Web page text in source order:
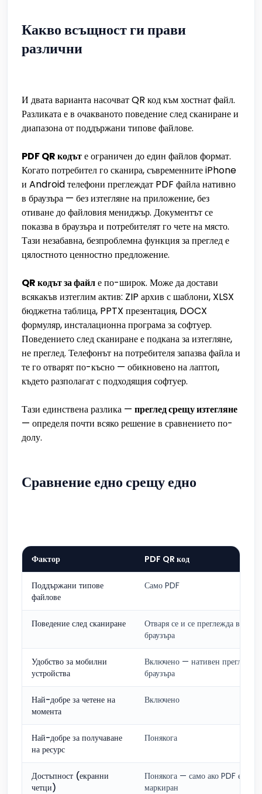
Какво всъщност ги прави
различни
И двата варианта насочват QR код към хостнат файл.
Разликата е в очакваното поведение след сканиране и
диапазона от поддържани типове файлове.
PDF QR кодъте ограничен до един файлов формат.
Когато потребител го сканира, съвременните iPhone
и Android телефони преглеждат PDF файла нативно
в браузъра — без изтегляне на приложение, без
отиване до файловия мениджър. Документът се
показва в браузъра и потребителят го чете на място.
Тази незабавна, безпроблемна функция за преглед е
цялостното ценностно предложение.
QR кодът за файле по-широк. Може да достави
всякакъв изтеглим актив: ZIP архив с шаблони, XLSX
бюджетна таблица, PPTX презентация, DOCX
формуляр, инсталационна програма за софтуер.
Поведението след сканиране е подкана за изтегляне,
не преглед. Телефонът на потребителя запазва файла и
те го отварят по-късно — обикновено на лаптоп,
където разполагат с подходящия софтуер.
Тази единствена разлика — преглед срещу изтегляне
— определя почти всяко решение в сравнението по-
долу.
Сравнение едно срещу едно
Фактор PDF QR код
Поддържани типове
файлове
Само PDF
Поведение след сканиране
Отваря се и се преглежда в
браузъра
Удобство за мобилни
устройства
Включено — нативен преглед в
браузъра
Най-добре за четене на
момента
Включено
Най-добре за получаване
на ресурс
Понякога
Достъпност (екранни
четци)
Понякога — само ако PDF е
маркиран